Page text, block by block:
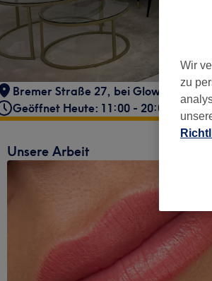
Bremer Straße 27, bei Glow Kosmetik
Geöffnet Heute: 11:00 - 20:00
Unsere Arbeit
Wir
zu